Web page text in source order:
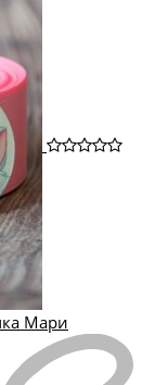
Мари